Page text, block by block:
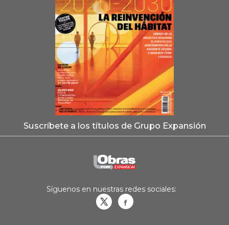
Suscríbete a los títulos de Grupo Expansión
Síguenos en nuestras redes sociales: